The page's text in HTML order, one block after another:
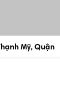
Mỹ, Quận